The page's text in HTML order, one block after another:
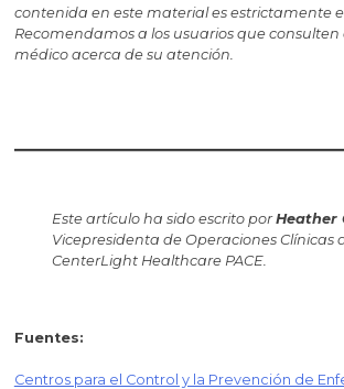
contenida en este material es estrictamente
Recomendamos a los usuarios que consulten
médico acerca de su atención.
Este artículo ha sido escrito porHeather
Vicepresidenta de Operaciones Clínicas
CenterLight Healthcare PACE.
Fuentes:
Centros para el Control y la Prevención de